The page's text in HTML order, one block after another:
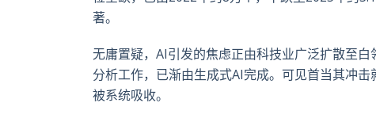
著。
无庸置疑，AI引发的焦虑正由科技业广泛扩散至
分析工作，已渐由生成式AI完成。可见首当其冲
被系统吸收。